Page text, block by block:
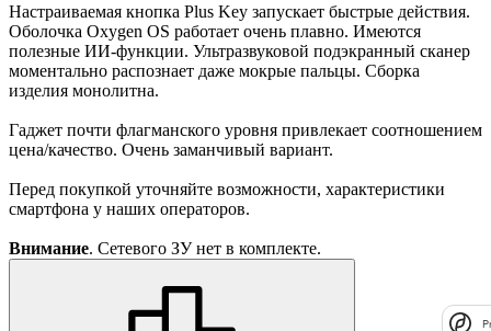
Настраиваемая кнопка Plus Key запускает быстрые действия.
Оболочка Oxygen OS работает очень плавно. Имеются
полезные ИИ-функции. Ультразвуковой подэкранный сканер
моментально распознает даже мокрые пальцы. Сборка
изделия монолитна.
Гаджет почти флагманского уровня привлекает соотношением
цена/качество. Очень заманчивый вариант.
Перед покупкой уточняйте возможности, характеристики
смартфона у наших операторов.
Внимание. Сетевого ЗУ нет в комплекте.